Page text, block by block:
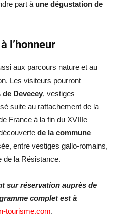
part à une dégustation de
l’honneur
aux parcours nature et au
Les visiteurs pourront
Devecey, vestiges
suite au rattachement de la
France à la fin du XVIIIe
de la commune
entre vestiges gallo-romains,
de la Résistance.
sur réservation auprès de
complet est à
tourisme.com.